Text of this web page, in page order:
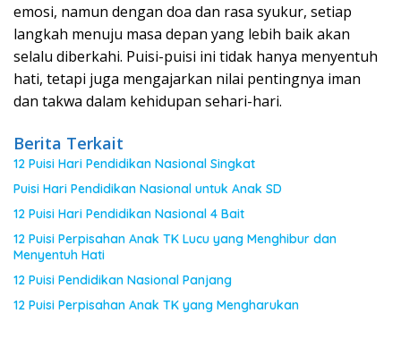
emosi, namun dengan doa dan rasa syukur, setiap
langkah menuju masa depan yang lebih baik akan
selalu diberkahi. Puisi-puisi ini tidak hanya menyentuh
hati, tetapi juga mengajarkan nilai pentingnya iman
dan takwa dalam kehidupan sehari-hari.
Berita Terkait
12 Puisi Hari Pendidikan Nasional Singkat
Puisi Hari Pendidikan Nasional untuk Anak SD
12 Puisi Hari Pendidikan Nasional 4 Bait
12 Puisi Perpisahan Anak TK Lucu yang Menghibur dan
Menyentuh Hati
12 Puisi Pendidikan Nasional Panjang
12 Puisi Perpisahan Anak TK yang Mengharukan